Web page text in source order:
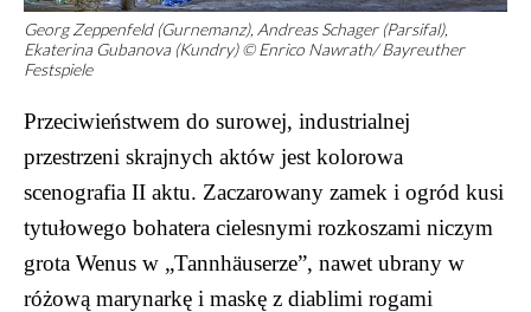
Georg Zeppenfeld (Gurnemanz), Andreas Schager (Parsifal),
Ekaterina Gubanova (Kundry) © Enrico Nawrath/ Bayreuther
Festspiele
Przeciwieństwem do surowej, industrialnej
przestrzeni skrajnych aktów jest kolorowa
scenografia II aktu. Zaczarowany zamek i ogród kusi
tytułowego bohatera cielesnymi rozkoszami niczym
grota Wenus w „Tannhäuserze”, nawet ubrany w
różową marynarkę i maskę z diablimi rogami